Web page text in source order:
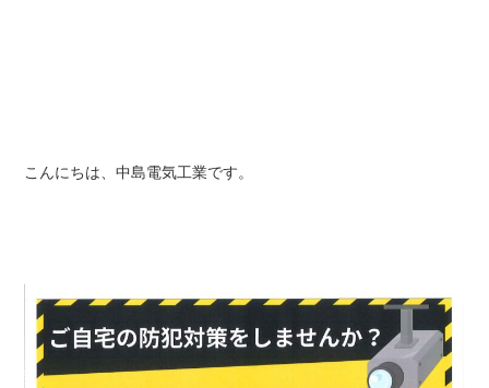
こんにちは、中島電気工業です。